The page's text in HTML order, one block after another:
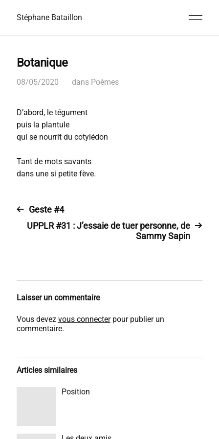
Stéphane Bataillon
Botanique
08/05/2020 dans Poèmes
D’abord, le tégument
puis la plantule
qui se nourrit du cotylédon
Tant de mots savants
dans une si petite fève.
Geste #4
UPPLR #31 : J’essaie de tuer personne, de
Sammy Sapin
Laisser un commentaire
Vous devez vous connecterpour publier un
commentaire.
Articles similaires
Position